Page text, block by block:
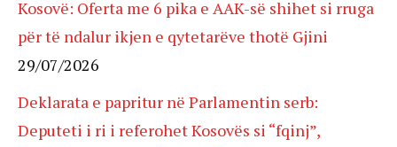
Kosovë: Oferta me 6 pika e AAK-së shihet si rruga
për të ndalur ikjen e qytetarëve thotë Gjini
29/07/2026
Deklarata e papritur në Parlamentin serb:
Deputeti i ri i referohet Kosovës si “fqinj”,